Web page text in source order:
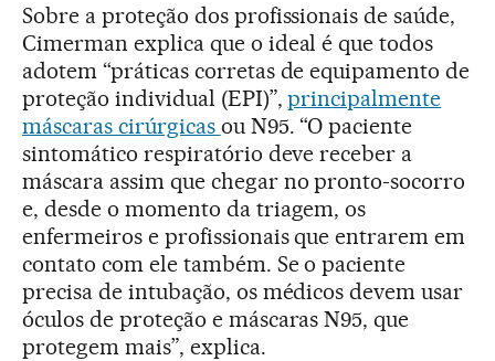
Sobre a proteção dos profissionais de saúde,
Cimerman explica que o ideal é que todos
adotem “práticas corretas de equipamento de
proteção individual (EPI)”,principalmente
máscaras cirúrgicas ou N95. “O paciente
sintomático respiratório deve receber a
máscara assim que chegar no pronto-socorro
e, desde o momento da triagem, os
enfermeiros e profissionais que entrarem em
contato com ele também. Se o paciente
precisa de intubação, os médicos devem usar
óculos de proteção e máscaras N95, que
protegem mais”, explica.